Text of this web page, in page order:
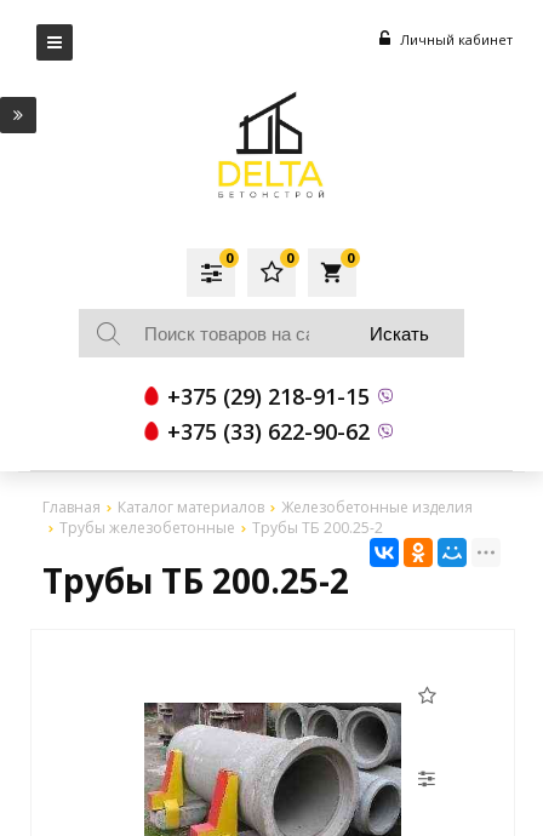
Личный кабинет
local_grocery_store
0
0
0
+375 (29) 218-91-15
+375 (33) 622-90-62
Главная Каталог материалов
Железобетонные изделия
Трубы железобетонные
Трубы ТБ 200.25-2
Трубы ТБ 200.25-2